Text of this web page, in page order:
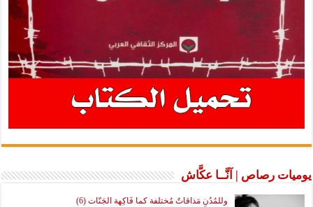
يوميات رصاص | آنَّــا عكَّاش
وللمُدُنِ مَذاقاتٌ مُختلفة كما فَاكِهة الجَنّات (6)